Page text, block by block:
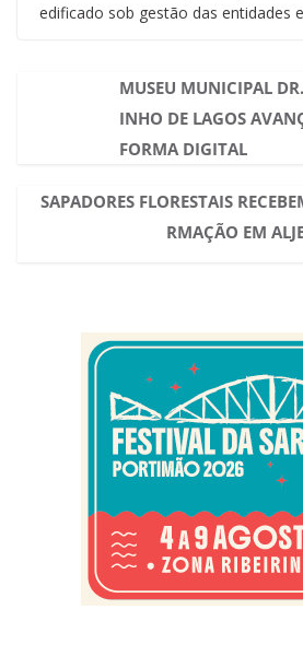
edificado sob gestão das entidades
MUSEU MUNICIPAL
INHO DE LAGOS
FORMA DIGITAL
SAPADORES FLORESTAIS
RMAÇÃO EM